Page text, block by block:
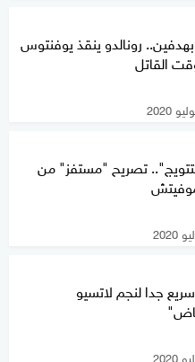
بهدفين.. رونالدو ينقذ يوفنتوس
القاتل
تصريح "مستفز" من
جدا لنجم لاتسيو